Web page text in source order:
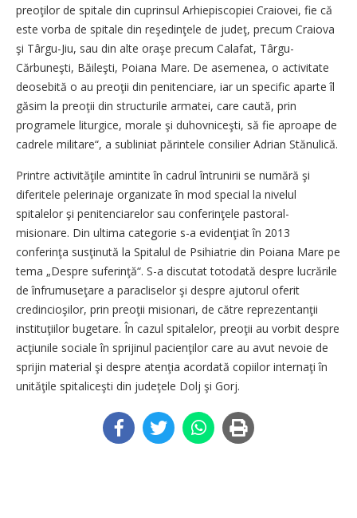
preoţilor de spitale din cuprinsul Arhiepiscopiei Craiovei, fie că
este vorba de spitale din reşedinţele de judeţ, precum Craiova
şi Târgu-Jiu, sau din alte oraşe precum Calafat, Târgu-
Cărbuneşti, Băileşti, Poiana Mare. De asemenea, o activitate
deosebită o au preoţii din penitenciare, iar un specific aparte îl
găsim la preoţii din structurile armatei, care caută, prin
programele liturgice, morale şi duhovniceşti, să fie aproape de
cadrele militare“, a subliniat părintele consilier Adrian Stănulică.
Printre activităţile amintite în cadrul întrunirii se numără şi
diferitele pelerinaje organizate în mod special la nivelul
spitalelor şi penitenciarelor sau conferinţele pastoral-
misionare. Din ultima categorie s-a evidenţiat în 2013
conferinţa susţinută la Spitalul de Psihiatrie din Poiana Mare pe
tema „Despre suferinţă“. S-a discutat totodată despre lucrările
de înfrumuseţare a paracliselor şi despre ajutorul oferit
credincioşilor, prin preoţii misionari, de către reprezentanţii
instituţiilor bugetare. În cazul spitalelor, preoţii au vorbit despre
acţiunile sociale în sprijinul pacienţilor care au avut nevoie de
sprijin material şi despre atenţia acordată copiilor internaţi în
unităţile spitaliceşti din judeţele Dolj şi Gorj.